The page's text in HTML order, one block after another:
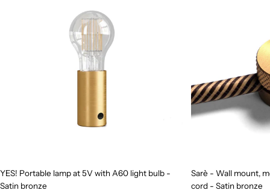
YES! Portable lamp at 5V with A60 light bulb -
Satin bronze
Sarè - Wall mount,
cord - Satin bronze